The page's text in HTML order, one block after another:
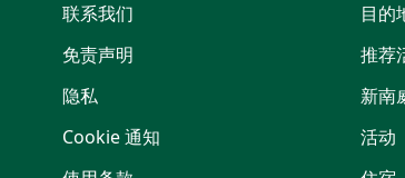
联系我们
免责声明
隐私
Cookie 通知
目的
推荐
新南
活动